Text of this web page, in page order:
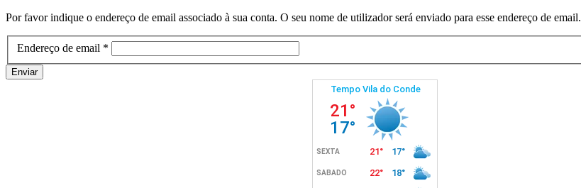
Por favor indique o endereço de email associado à sua conta. O seu nome de utilizador será enviado para esse endereço de email.
Endereço de email *
Enviar